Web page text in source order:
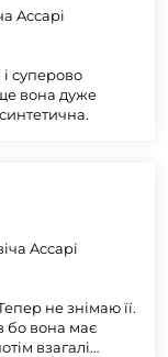
Accapi
суперово
вона дуже
Accapi
не знімаю її.
бо вона має
взагалі